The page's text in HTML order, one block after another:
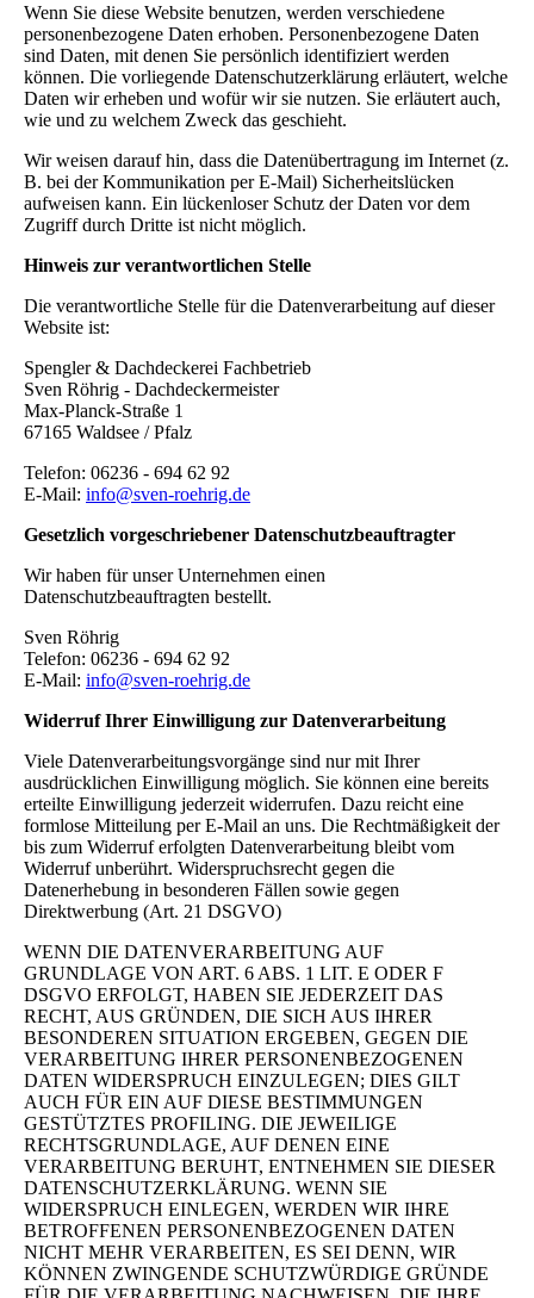
Wenn Sie diese Website benutzen, werden verschiedene
personenbezogene Daten erhoben. Personenbezogene Daten
sind Daten, mit denen Sie persönlich identifiziert werden
können. Die vorliegende Datenschutzerklärung erläutert, welche
Daten wir erheben und wofür wir sie nutzen. Sie erläutert auch,
wie und zu welchem Zweck das geschieht.
Wir weisen darauf hin, dass die Datenübertragung im Internet (z.
B. bei der Kommunikation per E-Mail) Sicherheitslücken
aufweisen kann. Ein lückenloser Schutz der Daten vor dem
Zugriff durch Dritte ist nicht möglich.
Hinweis zur verantwortlichen Stelle
Die verantwortliche Stelle für die Datenverarbeitung auf dieser
Website ist:
Spengler & Dachdeckerei Fachbetrieb
Sven Röhrig - Dachdeckermeister
Max-Planck-Straße 1
67165 Waldsee / Pfalz
Telefon: 06236 - 694 62 92
E-Mail: info@sven-roehrig.de
Gesetzlich vorgeschriebener Datenschutzbeauftragter
Wir haben für unser Unternehmen einen
Datenschutzbeauftragten bestellt.
Sven Röhrig
Telefon: 06236 - 694 62 92
E-Mail: info@sven-roehrig.de
Widerruf Ihrer Einwilligung zur Datenverarbeitung
Viele Datenverarbeitungsvorgänge sind nur mit Ihrer
ausdrücklichen Einwilligung möglich. Sie können eine bereits
erteilte Einwilligung jederzeit widerrufen. Dazu reicht eine
formlose Mitteilung per E-Mail an uns. Die Rechtmäßigkeit der
bis zum Widerruf erfolgten Datenverarbeitung bleibt vom
Widerruf unberührt. Widerspruchsrecht gegen die
Datenerhebung in besonderen Fällen sowie gegen
Direktwerbung (Art. 21 DSGVO)
WENN DIE DATENVERARBEITUNG AUF
GRUNDLAGE VON ART. 6 ABS. 1 LIT. E ODER F
DSGVO ERFOLGT, HABEN SIE JEDERZEIT DAS
RECHT, AUS GRÜNDEN, DIE SICH AUS IHRER
BESONDEREN SITUATION ERGEBEN, GEGEN DIE
VERARBEITUNG IHRER PERSONENBEZOGENEN
DATEN WIDERSPRUCH EINZULEGEN; DIES GILT
AUCH FÜR EIN AUF DIESE BESTIMMUNGEN
GESTÜTZTES PROFILING. DIE JEWEILIGE
RECHTSGRUNDLAGE, AUF DENEN EINE
VERARBEITUNG BERUHT, ENTNEHMEN SIE DIESER
DATENSCHUTZERKLÄRUNG. WENN SIE
WIDERSPRUCH EINLEGEN, WERDEN WIR IHRE
BETROFFENEN PERSONENBEZOGENEN DATEN
NICHT MEHR VERARBEITEN, ES SEI DENN, WIR
KÖNNEN ZWINGENDE SCHUTZWÜRDIGE GRÜNDE